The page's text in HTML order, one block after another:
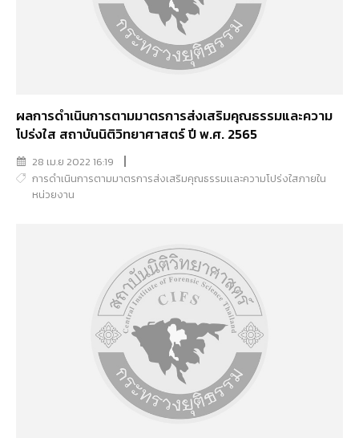
ผลการดำเนินการตามมาตรการส่งเสริมคุณธรรมและความ
โปร่งใส สถาบันนิติวิทยาศาสตร์ ปี พ.ศ. 2565
28 เม.ย 2022 16:19
การดำเนินการตามมาตรการส่งเสริมคุณธรรมเเละความโปร่งใสภายใน
หน่วยงาน